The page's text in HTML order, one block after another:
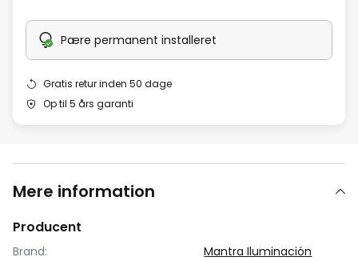
Pære permanent installeret
Gratis retur inden 50 dage
Op til 5 års garanti
Mere information
Producent
Brand:
Mantra Iluminación